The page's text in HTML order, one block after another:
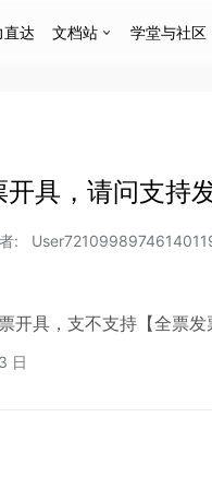
直达 文档站 学堂与社区
具，请问支持
:
开具，支不支持【全票发
日